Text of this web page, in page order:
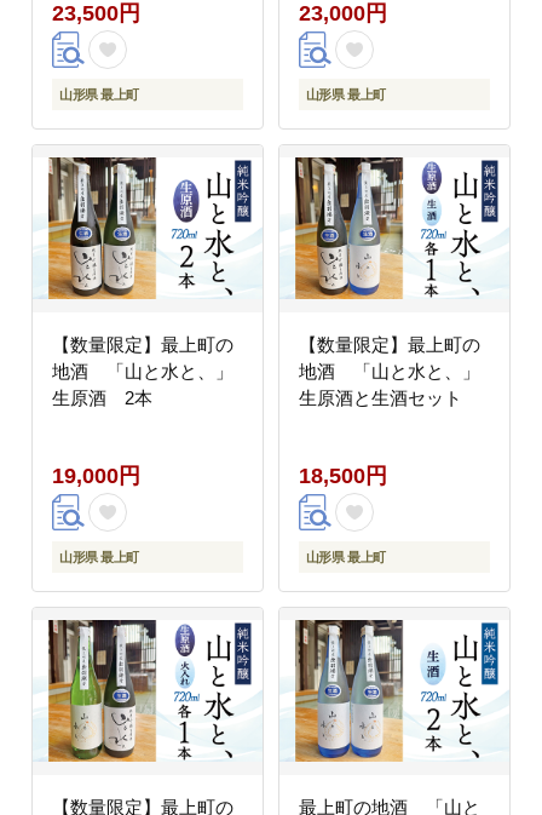
23,500円
山形県 最上町
23,000円
山形県 最上町
【数量限定】最上町の
地酒 「山と水と、」
生原酒 2本
19,000円
山形県 最上町
【数量限定】最上町の
地酒 「山と水と、」
生原酒と生酒セット
18,500円
山形県 最上町
【数量限定】最上町の
最上町の地酒 「山と